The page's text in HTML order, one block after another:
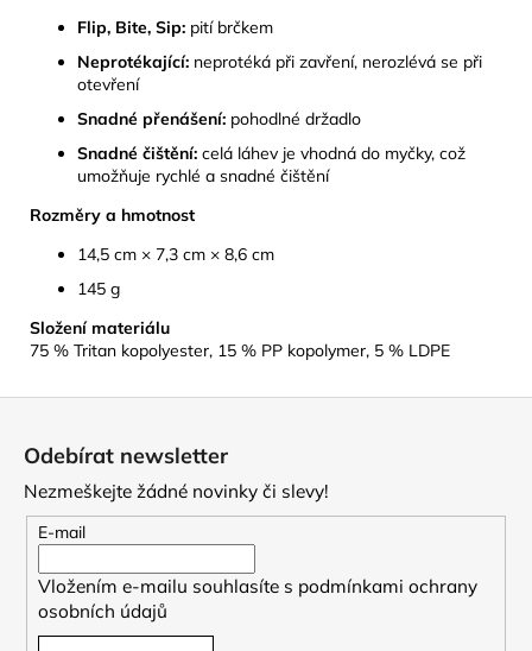
Flip, Bite, Sip: pití brčkem
Neprotékající: neprotéká při zavření, nerozlévá se při
otevření
Snadné přenášení: pohodlné držadlo
Snadné čištění: celá láhev je vhodná do myčky, což
umožňuje rychlé a snadné čištění
Rozměry a hmotnost
14,5 cm × 7,3 cm × 8,6 cm
145 g
Složení materiálu
75 % Tritan kopolyester, 15 % PP kopolymer, 5 % LDPE
RAYS
281
Původně:
469
Odebírat newsletter
Nezmeškejte žádné novinky či slevy!
E-mail
Vložením e-mailu souhlasíte s podmínkami ochrany
osobních údajů